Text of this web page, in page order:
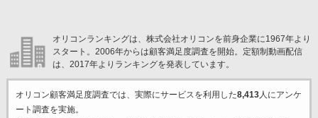
オリコンランキングは、株式会社オリコンを前身企業に1967年より
スタート。2006年からは顧客満足度調査を開始。定額制動画配信
は、2017年よりランキングを発表しています。
オリコン顧客満足度調査では、実際にサービスを利用した8,413人にアンケ
ート調査を実施。